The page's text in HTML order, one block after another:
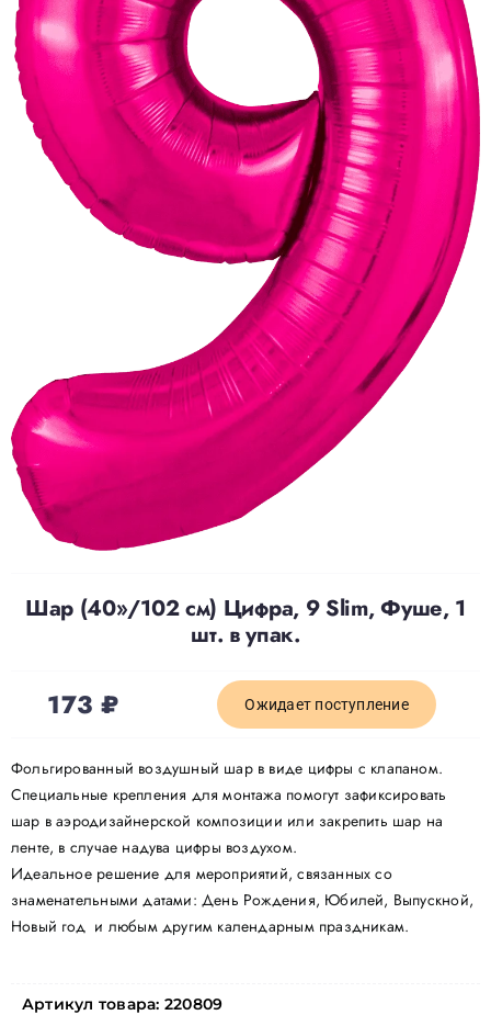
Избранное
Доставка
О нас
Отзывы
Политика конфиденциальности
Шар (40»/102 см) Цифра, 9 Slim, Фуше, 1
шт. в упак.
173 ₽ Ожидает поступление
Фольгированный воздушный шар в виде цифры с клапаном.
Специальные крепления для монтажа помогут зафиксировать
шар в аэродизайнерской композиции или закрепить шар на
ленте, в случае надува цифры воздухом.
Идеальное решение для мероприятий, связанных со
знаменательными датами: День Рождения, Юбилей, Выпускной,
Новый год и любым другим календарным праздникам.
Артикул товара: 220809